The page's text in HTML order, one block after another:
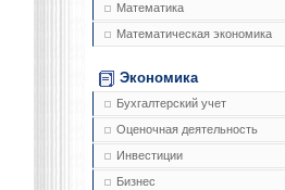
Математика
Математическая экономика
Экономика
Бухгалтерский учет
Оценочная деятельность
Инвестиции
Бизнес